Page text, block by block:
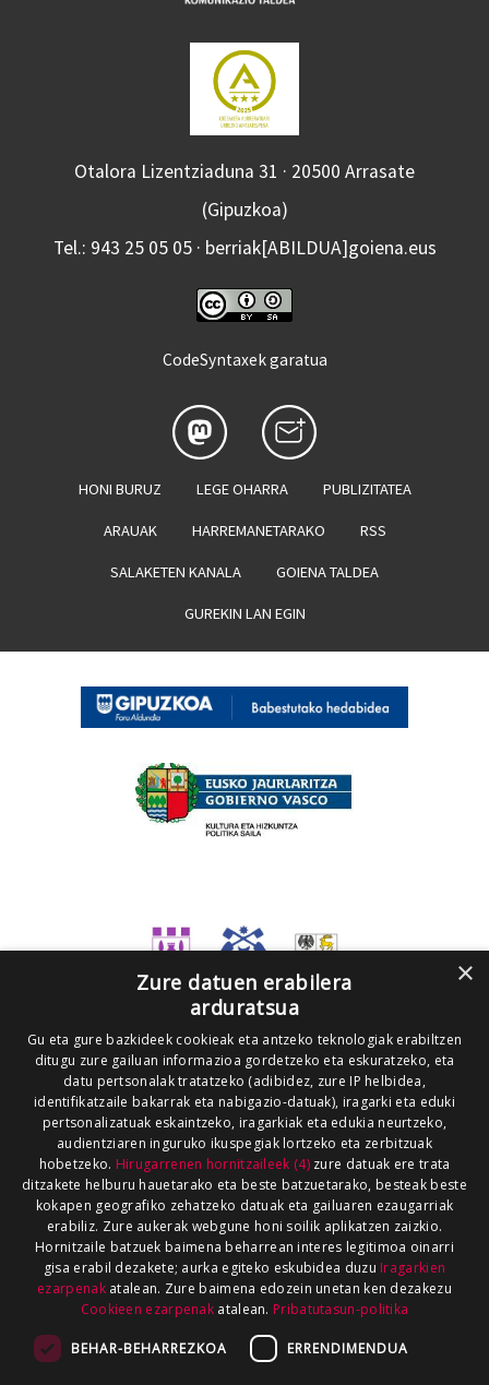
Otalora Lizentziaduna 31 · 20500 Arrasate
(Gipuzkoa)
Tel.: 943 25 05 05 · berriak[ABILDUA]goiena.eus
CodeSyntaxek garatua
HONI BURUZ LEGE OHARRA PUBLIZITATEA
ARAUAK HARREMANETARAKO RSS
SALAKETEN KANALA GOIENA TALDEA
GUREKIN LAN EGIN
×
Zure datuen erabilera
arduratsua
Gu eta gure bazkideek cookieak eta antzeko teknologiak erabiltzen
ditugu zure gailuan informazioa gordetzeko eta eskuratzeko, eta
datu pertsonalak tratatzeko (adibidez, zure IP helbidea,
identifikatzaile bakarrak eta nabigazio-datuak), iragarki eta eduki
pertsonalizatuak eskaintzeko, iragarkiak eta edukia neurtzeko,
audientziaren inguruko ikuspegiak lortzeko eta zerbitzuak
hobetzeko. Hirugarrenen hornitzaileek (4)zure datuak ere trata
ditzakete helburu hauetarako eta beste batzuetarako, besteak beste
kokapen geografiko zehatzeko datuak eta gailuaren ezaugarriak
erabiliz. Zure aukerak webgune honi soilik aplikatzen zaizkio.
Hornitzaile batzuek baimena beharrean interes legitimoa oinarri
gisa erabil dezakete; aurka egiteko eskubidea duzu Iragarkien
ezarpenakatalean. Zure baimena edozein unetan ken dezakezu
Cookieen ezarpenak atalean. Pribatutasun-politika
BEHAR-BEHARREZKOA ERRENDIMENDUA